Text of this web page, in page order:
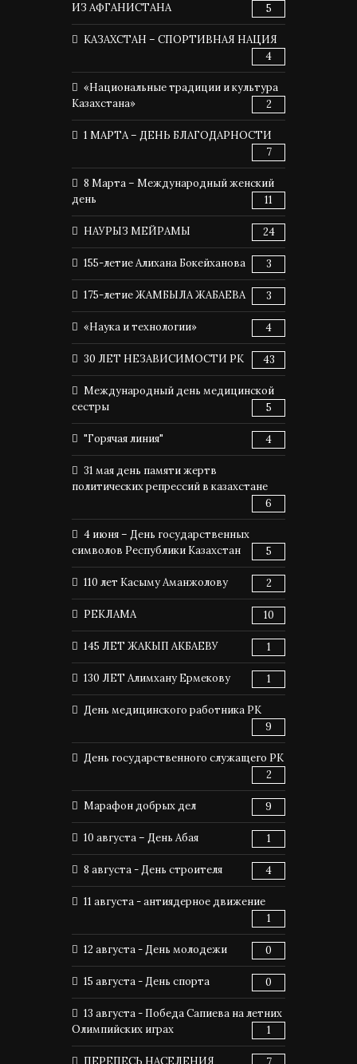
ИЗ АФГАНИСТАНА
5
КАЗАХСТАН – СПОРТИВНАЯ НАЦИЯ
4
«Национальные традиции и культура
Казахстана»
2
1 МАРТА – ДЕНЬ БЛАГОДАРНОСТИ
7
8 Марта – Международный женский
день
11
НАУРЫЗ МЕЙРАМЫ 24
155-летие Алихана Бокейханова 3
175-летие ЖАМБЫЛА ЖАБАЕВА 3
«Наука и технологии» 4
30 ЛЕТ НЕЗАВИСИМОСТИ РК 43
Международный день медицинской
сестры
5
"Горячая линия" 4
31 мая день памяти жертв
политических репрессий в казахстане
6
4 июня – День государственных
символов Республики Казахстан
5
110 лет Касыму Аманжолову 2
РЕКЛАМА 10
145 ЛЕТ ЖАКЫП АКБАЕВУ 1
130 ЛЕТ Алимхану Ермекову 1
День медицинского работника РК
9
День государственного служащего РК
2
Марафон добрых дел 9
10 августа – День Абая 1
8 августа - День строителя 4
11 августа - антиядерное движение
1
12 августа - День молодежи 0
15 августа - День спорта 0
13 августа - Победа Сапиева на летних
Олимпийских играх
1
ПЕРЕПЕСЬ НАСЕЛЕНИЯ